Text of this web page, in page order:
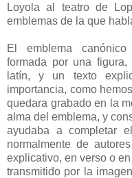
Loyola al teatro de
emblemas de la que
El emblema
formada por una
latín, y un texto
importancia, como
quedara grabado en la
alma del emblema, y
ayudaba a completar
normalmente de
explicativo, en verso o
transmitido por la